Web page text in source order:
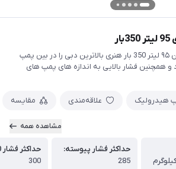
پمپ هیدرولیک ۹ پیستون ۹۵ لیتر 350 بار هنری بالاترین دبی را در بین پمپ
همچنین فشار بالایی به اندازه های پمپ های
هیدرولیک علاقه‌مندی مقایسه
مشاهده همه
حداکثر فشار پیوسته:
285
حداکثر فشار 20 ثانیه:
300